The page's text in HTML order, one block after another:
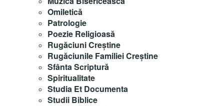
Omiletică
Patrologie
Poezie Religioasă
Rugăciuni Creştine
Rugăciunile Familiei Creștine
Sfânta Scriptură
Spiritualitate
Studia Et Documenta
Studii Biblice